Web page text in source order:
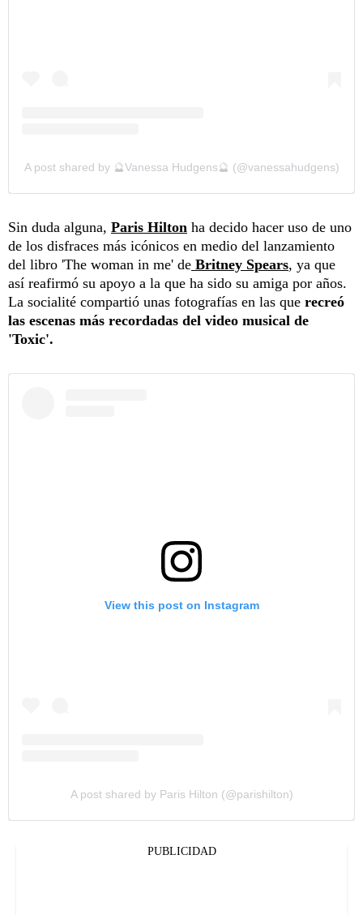
A post shared by 🔮Vanessa Hudgens🔮 (@vanessahudgens)
Sin duda alguna, Paris Hilton ha decido hacer uso de uno
de los disfraces más icónicos en medio del lanzamiento
del libro 'The woman in me' de Britney Spears, ya que
así reafirmó su apoyo a la que ha sido su amiga por años.
La socialité compartió unas fotografías en las que recreó
las escenas más recordadas del video musical de
'Toxic'.
View this post on Instagram
A post shared by Paris Hilton (@parishilton)
PUBLICIDAD